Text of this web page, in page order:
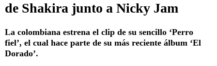
de Shakira junto a Nicky Jam
La colombiana estrena el clip de su sencillo ‘Perro
fiel’, el cual hace parte de su más reciente álbum ‘El
Dorado’.